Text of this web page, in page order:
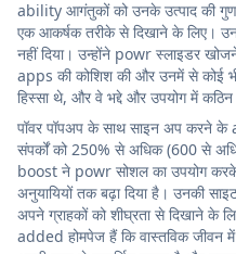
ability आगंतुकों को उनके उत्पाद की
एक आकर्षक तरीके से दिखाने के लिए।
नहीं दिया। उन्होंने powr स्लाइडर
apps की कोशिश की और उनमें से कोई
हिस्सा थे, और वे भद्दे और उपयोग में
पॉवर पॉपअप के साथ साइन अप
संपर्कों को 250% से अधिक (600 से
boost ने powr सोशल का उपयोग
अनुयायियों तक बढ़ा दिया है। उनकी
अपने ग्राहकों को शीघ्रता से दिखाने के
added होमपेज हैं कि वास्तविक जीवन